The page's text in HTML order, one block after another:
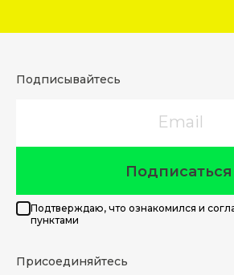
Подписывайтесь
Подписаться
Подтверждаю, что ознакомился и
пунктами
Присоединяйтесь